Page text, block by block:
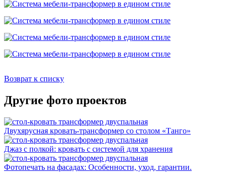
Возврат к списку
Другие фото проектов
Двухярусная кровать-трансформер со столом «Танго»
Джаз с полкой: кровать с системой для хранения
Фотопечать на фасадах: Особенности, уход, гарантии.